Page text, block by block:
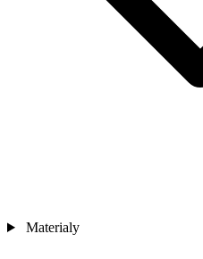
Materialy